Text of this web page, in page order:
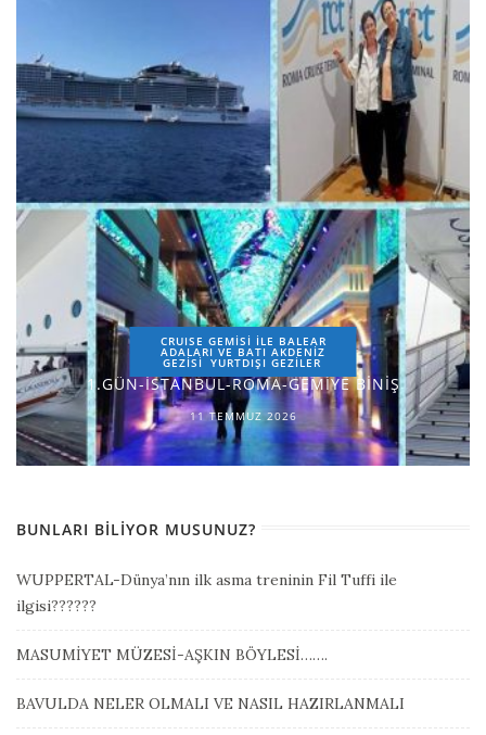
CRUISE GEMİSİ İLE BALEAR
ADALARI VE BATI AKDENİZ
GEZİSİ YURTDIŞI GEZILER
1.GÜN-İSTANBUL-ROMA-GEMİYE BİNİŞ
11 TEMMUZ 2026
BUNLARI BILIYOR MUSUNUZ?
WUPPERTAL-Dünya’nın ilk asma treninin Fil Tuffi ile
ilgisi??????
MASUMİYET MÜZESİ-AŞKIN BÖYLESİ…….
BAVULDA NELER OLMALI VE NASIL HAZIRLANMALI